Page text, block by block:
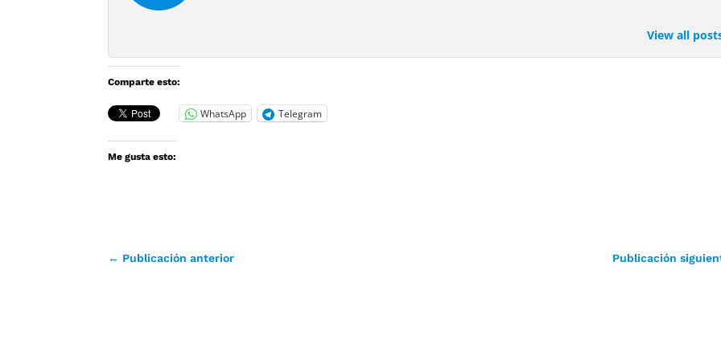
View all
Comparte esto:
WhatsApp Telegram
Me gusta esto:
← Publicación anterior Publicación